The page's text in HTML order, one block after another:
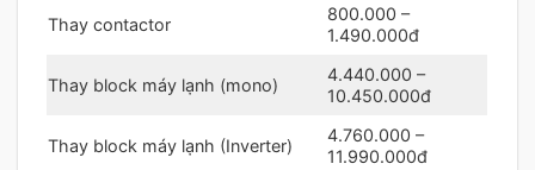
Thay contactor
800.000 –
1.490.000đ
Thay block máy lạnh (mono)
4.440.000 –
10.450.000đ
Thay block máy lạnh (Inverter)
4.760.000 –
11.990.000đ